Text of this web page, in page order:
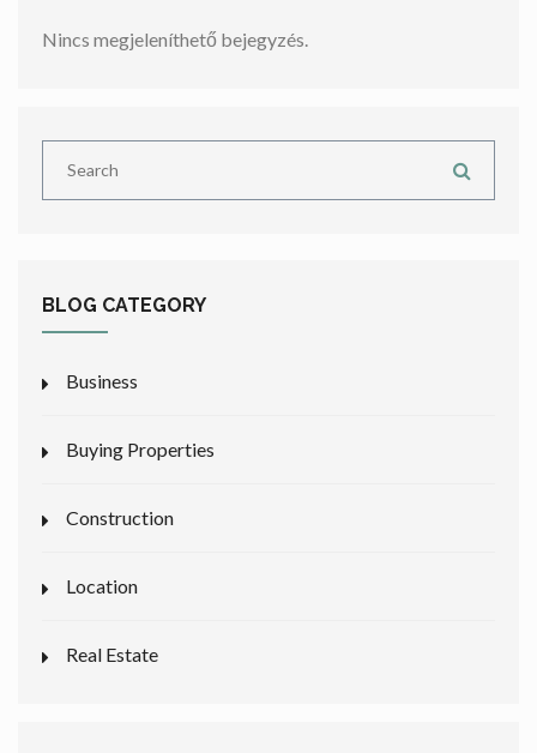
Nincs megjeleníthető bejegyzés.
BLOG CATEGORY
Business
Buying Properties
Construction
Location
Real Estate